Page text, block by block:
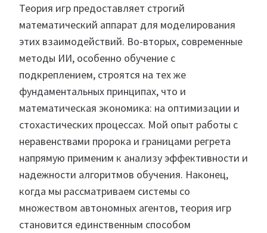
Теория игр предоставляет строгий
математический аппарат для моделирования
этих взаимодействий. Во-вторых, современные
методы ИИ, особенно обучение с
подкреплением, строятся на тех же
фундаментальных принципах, что и
математическая экономика: на оптимизации и
стохастических процессах. Мой опыт работы с
неравенствами пророка и границами регрета
напрямую применим к анализу эффективности и
надежности алгоритмов обучения. Наконец,
когда мы рассматриваем системы со
множеством автономных агентов, теория игр
становится единственным способом